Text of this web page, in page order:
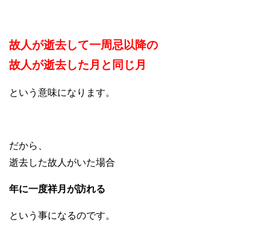
故人が逝去して一周忌以降の
故人が逝去した月と同じ月
という意味になります。
だから、
逝去した故人がいた場合
年に一度祥月が訪れる
という事になるのです。